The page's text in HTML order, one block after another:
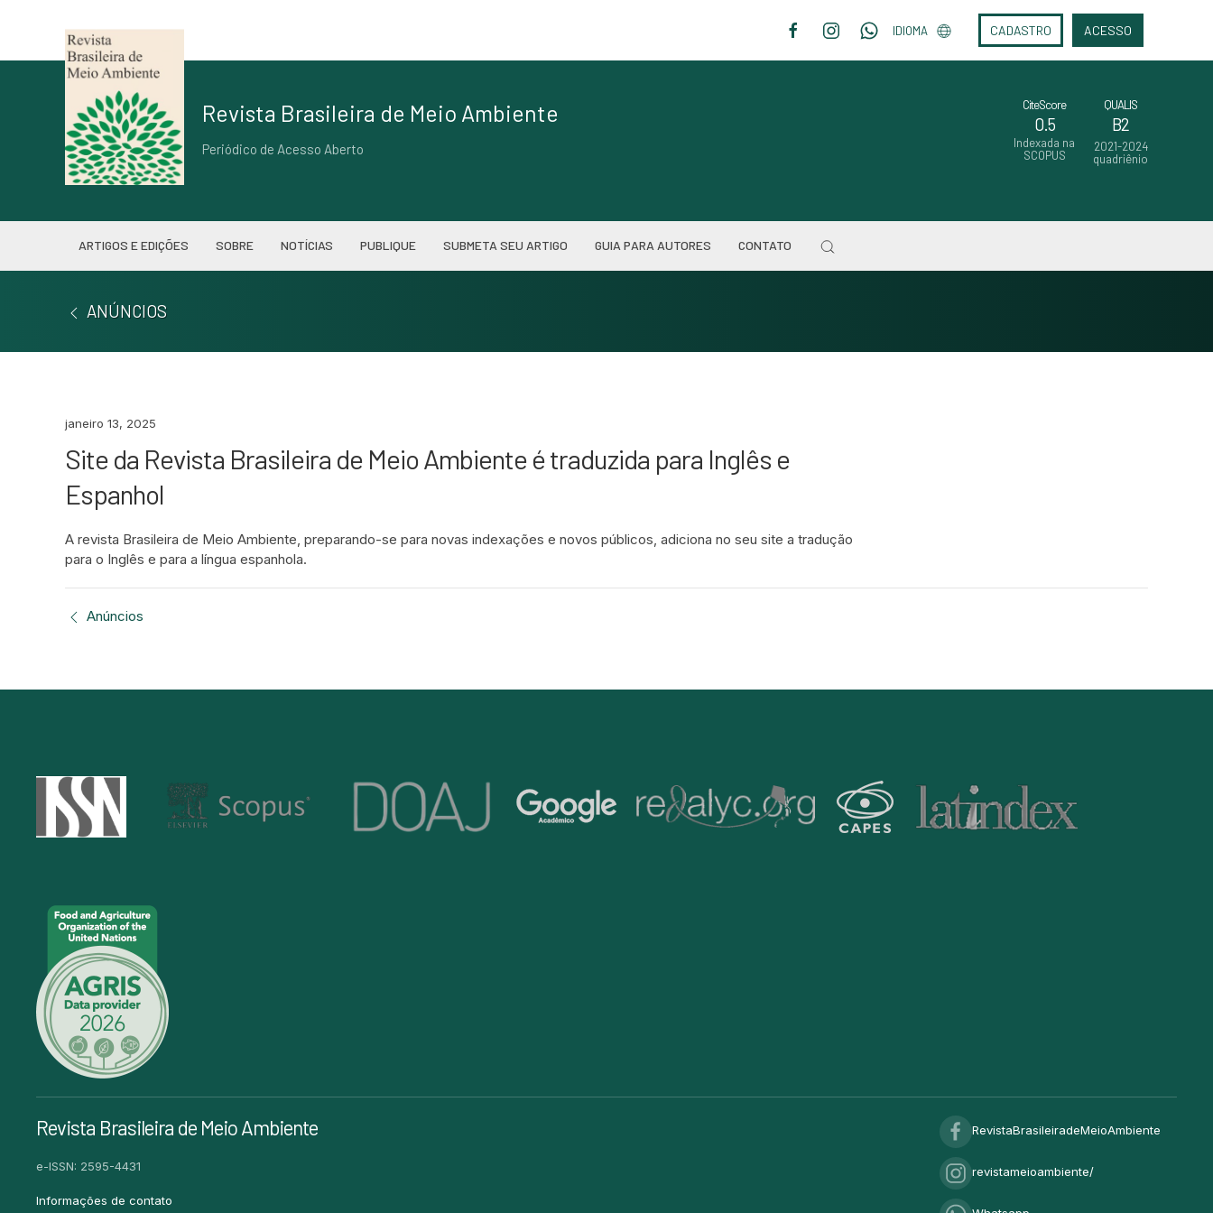
IDIOMA CADASTRO ACESSO
Revista Brasileira de Meio Ambiente
Periódico de Acesso Aberto
CiteScore
0.5
Indexada na
SCOPUS
QUALIS
B2
2021-2024
quadriênio
ARTIGOS E EDIÇÕES SOBRE NOTÍCIAS PUBLIQUE SUBMETA SEU ARTIGO GUIA PARA AUTORES CONTATO
ANÚNCIOS
janeiro 13, 2025
Site da Revista Brasileira de Meio Ambiente é traduzida para Inglês e
Espanhol
A revista Brasileira de Meio Ambiente, preparando-se para novas indexações e novos públicos, adiciona no seu site a tradução
para o Inglês e para a língua espanhola.
Anúncios
Revista Brasileira de Meio Ambiente
e-ISSN: 2595-4431
Informações de contato
RevistaBrasileiradeMeioAmbiente
revistameioambiente/